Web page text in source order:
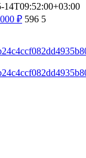
14T09:52:00+03:00
₽ 596 5